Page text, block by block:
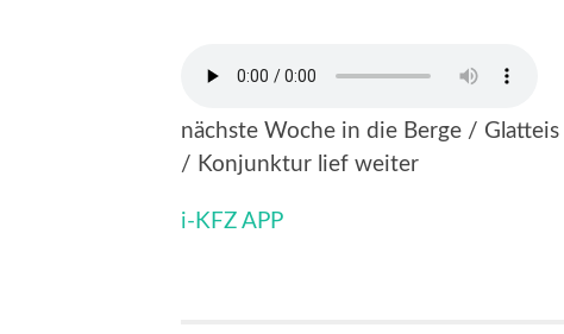
nächste Woche in die Berge /
/ Konjunktur lief weiter
i-KFZ APP